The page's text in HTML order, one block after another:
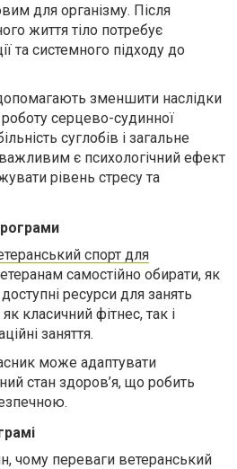
для організму. Після
життя тіло потребує
та системного підходу до
зменшити наслідки
серцево-судинної
суглобів і загальне
є психологічний ефект
рівень стресу та
спорт для
самостійно обирати, як
ресурси для занять
класичний фітнес, так і
заняття.
може адаптувати
стан здоров’я, що робить
чому переваги ветеранський